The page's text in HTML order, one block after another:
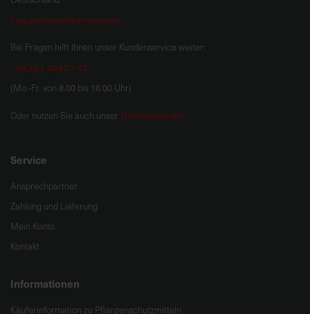
hug.zentrale@bat-agrar.de
Bei Fragen hilft Ihnen unser Kundenservice weiter:
+49 251 60957 47
(Mo.-Fr. von 8.00 bis 16.00 Uhr)
Oder nutzen Sie auch unser Onlineformular.
Service
Ansprechpartner
Zahlung und Lieferung
Mein Konto
Kontakt
Informationen
Käuferinformation zu Pflanzenschutzmitteln